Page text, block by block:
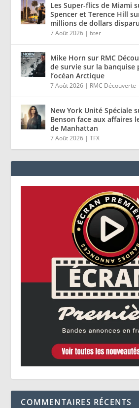
Les Super-flics de Miami
Spencer et Terence Hill
millions de dollars
7 Août 2026 |6ter
Mike Horn sur RMC
de survie sur la banquise
l’océan Arctique
7 Août 2026 | RMC Découverte
New York Unité Spéciale
Benson face aux affaires
de Manhattan
7 Août 2026 |TFX
COMMENTAIRES RÉCENTS